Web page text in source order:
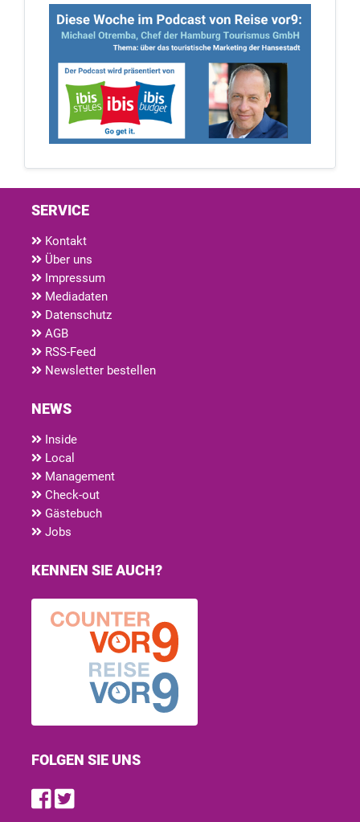
SERVICE
Kontakt
Über uns
Impressum
Mediadaten
Datenschutz
AGB
RSS-Feed
Newsletter bestellen
NEWS
Inside
Local
Management
Check-out
Gästebuch
Jobs
KENNEN SIE AUCH?
FOLGEN SIE UNS
Find us on Facebook
Follow us on Twitter